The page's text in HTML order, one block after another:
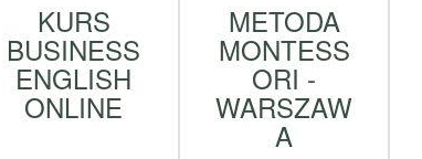
KURS
BUSINESS
ENGLISH
ONLINE
METODA
MONTESS
ORI -
WARSZAW
A